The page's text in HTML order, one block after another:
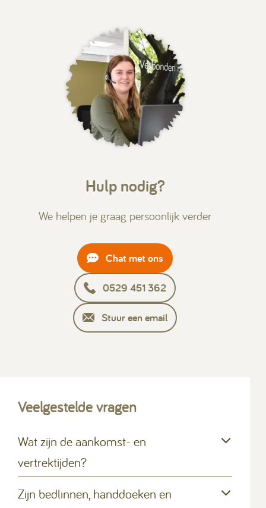
Hulp nodig?
We helpen je graag persoonlijk verder
Chat met ons
0529 451 362
Stuur een email
Veelgestelde vragen
Wat zijn de aankomst- en
vertrektijden?
Zijn bedlinnen, handdoeken en